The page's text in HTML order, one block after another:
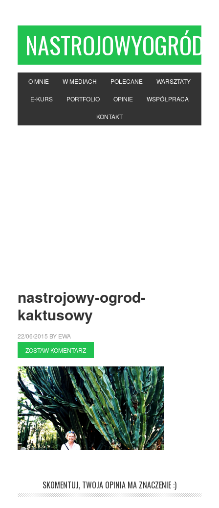
NASTROJOWYOGRÓD
O MNIE W MEDIACH POLECANE WARSZTATY
E-KURS PORTFOLIO OPINIE WSPÓŁPRACA
KONTAKT
nastrojowy-ogrod-
kaktusowy
22/06/2015 BY EWA
ZOSTAW KOMENTARZ
SKOMENTUJ, TWOJA OPINIA MA ZNACZENIE :)